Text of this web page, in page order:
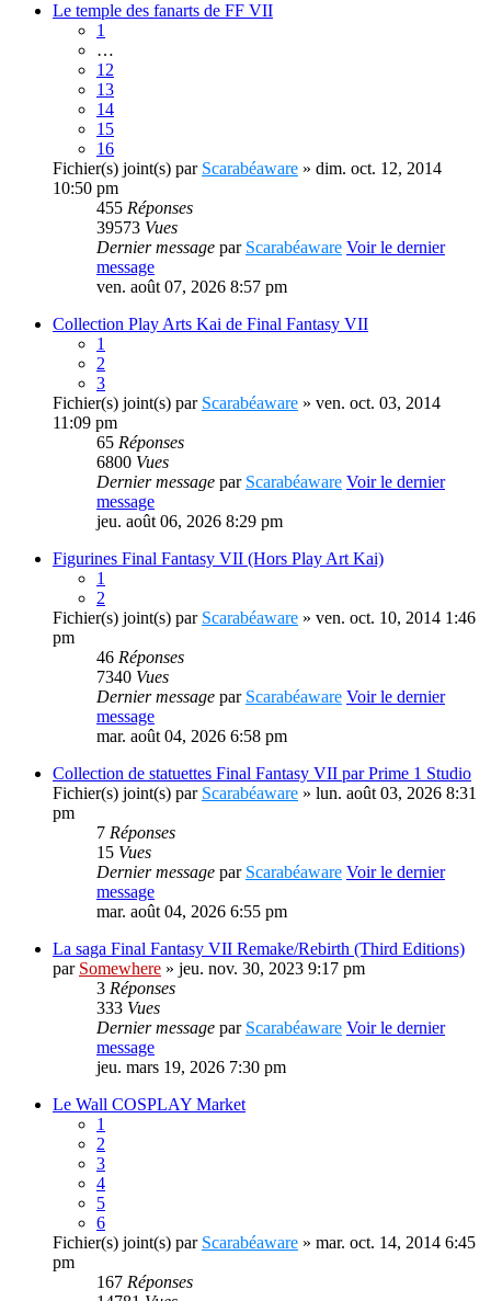
Le temple des fanarts de FF VII
1
…
12
13
14
15
16
Fichier(s) joint(s) par Scarabéaware » dim. oct. 12, 2014
10:50 pm
455 Réponses
39573 Vues
Dernier message par Scarabéaware Voir le dernier
message
ven. août 07, 2026 8:57 pm
Collection Play Arts Kai de Final Fantasy VII
1
2
3
Fichier(s) joint(s) par Scarabéaware » ven. oct. 03, 2014
11:09 pm
65 Réponses
6800 Vues
Dernier message par Scarabéaware Voir le dernier
message
jeu. août 06, 2026 8:29 pm
Figurines Final Fantasy VII (Hors Play Art Kai)
1
2
Fichier(s) joint(s) par Scarabéaware » ven. oct. 10, 2014 1:46
pm
46 Réponses
7340 Vues
Dernier message par Scarabéaware Voir le dernier
message
mar. août 04, 2026 6:58 pm
Collection de statuettes Final Fantasy VII par Prime 1 Studio
Fichier(s) joint(s) par Scarabéaware » lun. août 03, 2026 8:31
pm
7 Réponses
15 Vues
Dernier message par Scarabéaware Voir le dernier
message
mar. août 04, 2026 6:55 pm
La saga Final Fantasy VII Remake/Rebirth (Third Editions)
par Somewhere » jeu. nov. 30, 2023 9:17 pm
3 Réponses
333 Vues
Dernier message par Scarabéaware Voir le dernier
message
jeu. mars 19, 2026 7:30 pm
Le Wall COSPLAY Market
1
2
3
4
5
6
Fichier(s) joint(s) par Scarabéaware » mar. oct. 14, 2014 6:45
pm
167 Réponses